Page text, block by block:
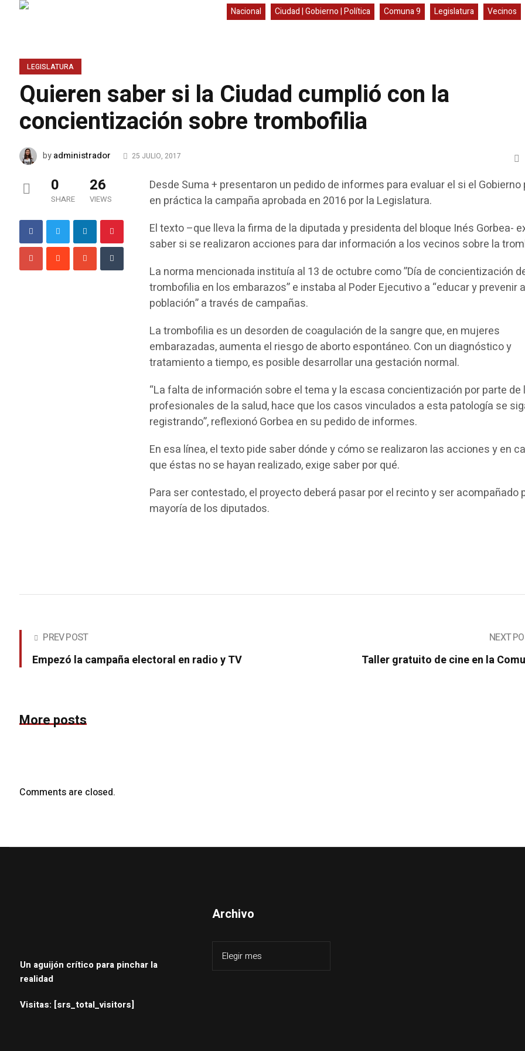
Nacional Ciudad | Gobierno | Política Comuna 9 Legislatura Vecinos
LEGISLATURA
Quieren saber si la Ciudad cumplió con la
concientización sobre trombofilia
byadministrador 25 JULIO, 2017
0
SHARE
26
VIEWS
Desde Suma + presentaron un pedido de informes para evaluar el si el Gobierno
en práctica la campaña aprobada en 2016 por la Legislatura.
El texto –que lleva la firma de la diputada y presidenta del bloque Inés Gorbea-
saber si se realizaron acciones para dar información a los vecinos sobre la
La norma mencionada instituía al 13 de octubre como ”Día de concientización
trombofilia en los embarazos” e instaba al Poder Ejecutivo a “educar y prevenir
población” a través de campañas.
La trombofilia es un desorden de coagulación de la sangre que, en mujeres
embarazadas, aumenta el riesgo de aborto espontáneo. Con un diagnóstico y
tratamiento a tiempo, es posible desarrollar una gestación normal.
“La falta de información sobre el tema y la escasa concientización por parte de
profesionales de la salud, hace que los casos vinculados a esta patología se
registrando”, reflexionó Gorbea en su pedido de informes.
En esa línea, el texto pide saber dónde y cómo se realizaron las acciones y en
que éstas no se hayan realizado, exige saber por qué.
Para ser contestado, el proyecto deberá pasar por el recinto y ser acompañado
mayoría de los diputados.
PREV POST
Empezó la campaña electoral en radio y TV
NEXT
Taller gratuito de cine en la
More posts
Comments are closed.
Un aguijón crítico para pinchar la
realidad
Visitas: [srs_total_visitors]
Archivo